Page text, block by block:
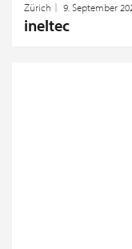
Zürich 9. September
ineltec